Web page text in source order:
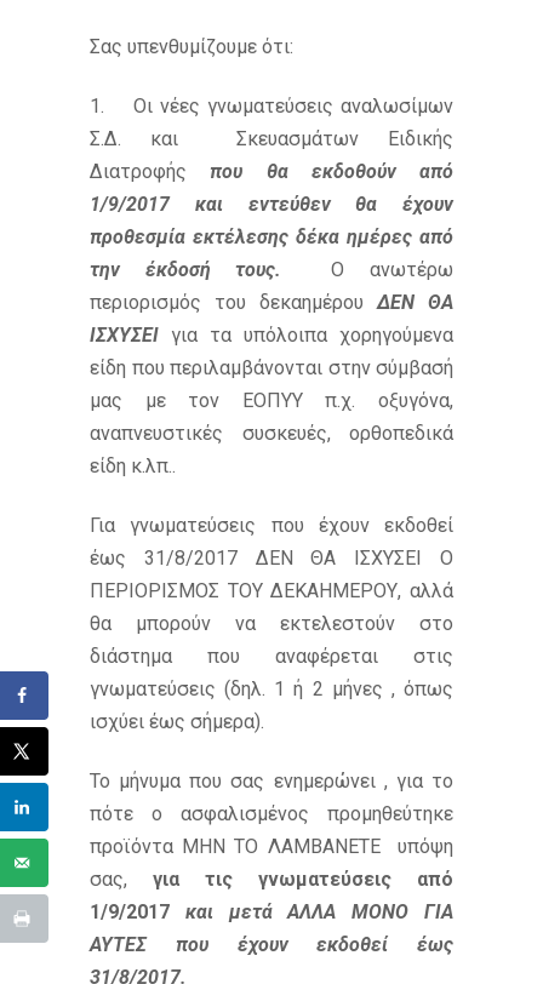
Σας υπενθυμίζουμε ότι:
1. Οι νέες γνωματεύσεις αναλωσίμων
Σ.Δ. και Σκευασμάτων Ειδικής
Διατροφής που θα εκδοθούν από
1/9/2017 και εντεύθεν θα έχουν
προθεσμία εκτέλεσης δέκα ημέρες από
την έκδοσή τους.
Ο ανωτέρω
περιορισμός του δεκαημέρουΔΕΝ ΘΑ
ΙΣΧΥΣΕΙ για τα υπόλοιπα χορηγούμενα
είδη που περιλαμβάνονται στην σύμβασή
μας με τον ΕΟΠΥΥ π.χ. οξυγόνα,
αναπνευστικές συσκευές, ορθοπεδικά
είδη κ.λπ..
Για γνωματεύσεις που έχουν εκδοθεί
έως 31/8/2017 ΔΕΝ ΘΑ ΙΣΧΥΣΕΙ Ο
ΠΕΡΙΟΡΙΣΜΟΣ ΤΟΥ ΔΕΚΑΗΜΕΡΟΥ, αλλά
θα μπορούν να εκτελεστούν στο
διάστημα που αναφέρεται στις
γνωματεύσεις (δηλ. 1 ή 2 μήνες , όπως
ισχύει έως σήμερα).
Το μήνυμα που σας ενημερώνει , για το
πότε ο ασφαλισμένος προμηθεύτηκε
προϊόντα ΜΗΝ ΤΟ ΛΑΜΒΑΝΕΤΕ υπόψη
σας, για τις γνωματεύσεις από
1/9/2017 και μετά ΑΛΛΑ ΜΟΝΟ ΓΙΑ
ΑΥΤΕΣ που έχουν εκδοθεί έως
31/8/2017.